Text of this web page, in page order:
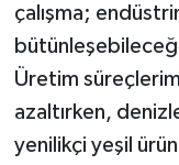
çalışma;
Üretim
azaltırken,
yenilikçi yeşil